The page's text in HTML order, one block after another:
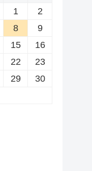
1
2
8
9
15
16
22
23
29
30